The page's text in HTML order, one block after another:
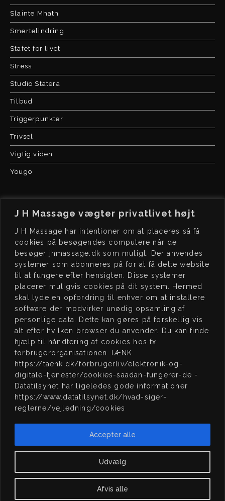
J H Massage vægter privatlivet højt
J H Massage har intentioner om at placeres så få
cookies på besøgendes computere når de
besøger jhmassage.dk som muligt. Der anvendes
systemer som abonneres på for at få dette website
til at fungere efter hensigten. Disse systemer
placerer muligvis cookies på dit system. Hermed
skal lyde en opfordring til enhver om at installere
software der modvirker unødig opsamling af
personlige data. Dette kan gøres på forskellig vis
alt efter hvilken browser du anvender. Du kan finde
hjælp til håndtering af cookies hos fx
forbrugerorganisationen TÆNK
https://taenk.dk/forbrugerliv/elektronik-og-
digitale-tjenester/cookies-saadan-fungerer-de -
Datatilsynet har ligeledes gode informationer
https://www.datatilsynet.dk/hvad-siger-
reglerne/vejledning/cookies
Udvælg
Afvis alle
Accepter alle
Slainte Mhath
Smertelindring
Stafet for livet
Stress
Studio Statera
Tilbud
Triggerpunkter
Trivsel
Vigtig viden
Yougo
J HMASSAGE
Kochsgade 23, dør 3
5000 Odense C
CVR 41576472
BOOK
Book tid på
www.jhmassage.dk/book
JEG STØTTER
Kræftens Bekæmplese
ÅB NINGSTIDER
MAN: 15:00 – 20:00
TIRS: Lukket
ONS: 15:00 – 20:00
TORS:
FRE:
LØR: 09:00 – 16:00
SØN:
J H Massage